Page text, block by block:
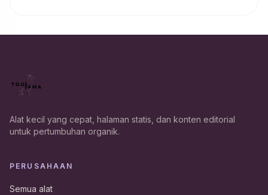
Alat kecil yang cepat, halaman statis, dan konten editorial
untuk pertumbuhan organik.
PERUSAHAAN
Semua alat